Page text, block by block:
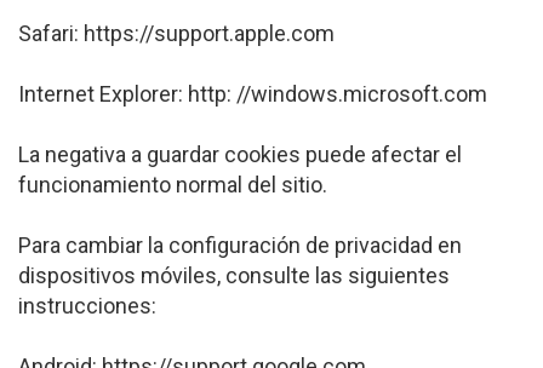
Safari: https://support.apple.com
Internet Explorer: http: //windows.microsoft.com
La negativa a guardar cookies puede afectar el
funcionamiento normal del sitio.
Para cambiar la configuración de privacidad en
dispositivos móviles, consulte las siguientes
instrucciones: